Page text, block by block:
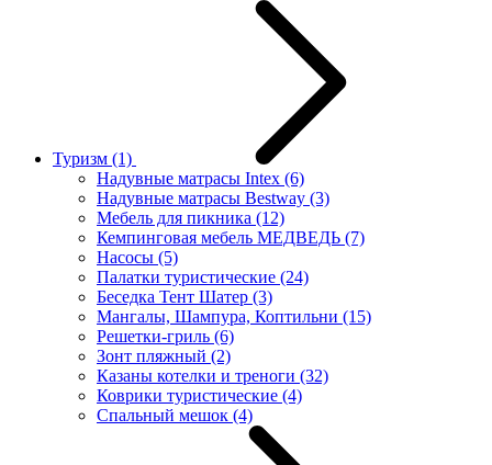
Туризм (1)
Надувные матрасы Intex (6)
Надувные матрасы Bestway (3)
Мебель для пикника (12)
Кемпинговая мебель МЕДВЕДЬ (7)
Насосы (5)
Палатки туристические (24)
Беседка Тент Шатер (3)
Мангалы, Шампура, Коптильни (15)
Решетки-гриль (6)
Зонт пляжный (2)
Казаны котелки и треноги (32)
Коврики туристические (4)
Спальный мешок (4)